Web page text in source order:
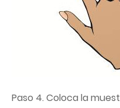
Paso 4. Coloca la